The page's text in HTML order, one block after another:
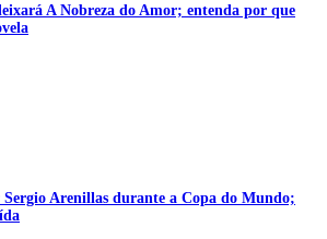
A Nobreza do Amor; entenda por que
Arenillas durante a Copa do Mundo;